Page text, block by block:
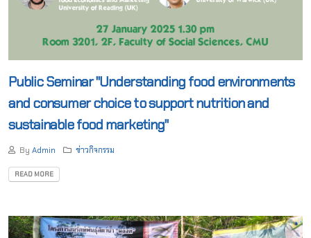
Public Seminar "Understanding food environments
and consumer choice to support nutrition and
sustainable food marketing"
By Admin ข่าวกิจกรรม
READ MORE